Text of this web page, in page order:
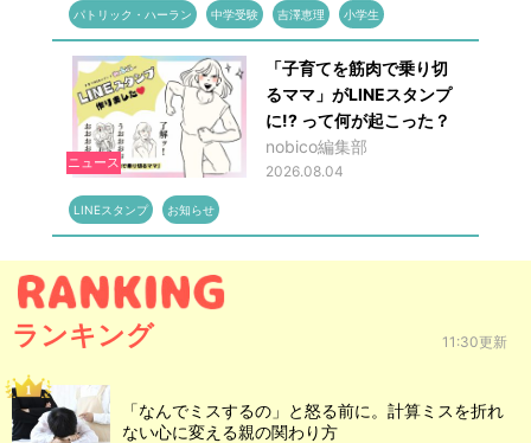
パトリック・ハーラン 中学受験 吉澤恵理 小学生
ニュース
「子育てを筋肉で乗り切
るママ」がLINEスタンプ
に!? って何が起こった？
nobico編集部
2026.08.04
LINEスタンプ お知らせ
ランキング 11:30更新
「なんでミスするの」と怒る前に。計算ミスを折れ
ない心に変える親の関わり方